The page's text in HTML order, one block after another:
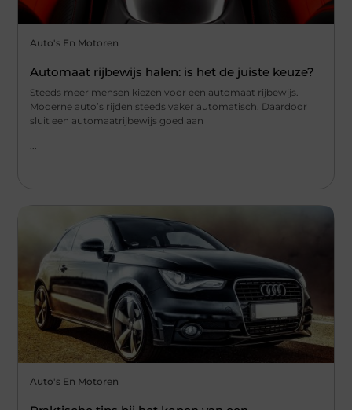
Auto's En Motoren
Automaat rijbewijs halen: is het de juiste keuze?
Steeds meer mensen kiezen voor een automaat rijbewijs.
Moderne auto’s rijden steeds vaker automatisch. Daardoor
sluit een automaatrijbewijs goed aan
...
Auto's En Motoren